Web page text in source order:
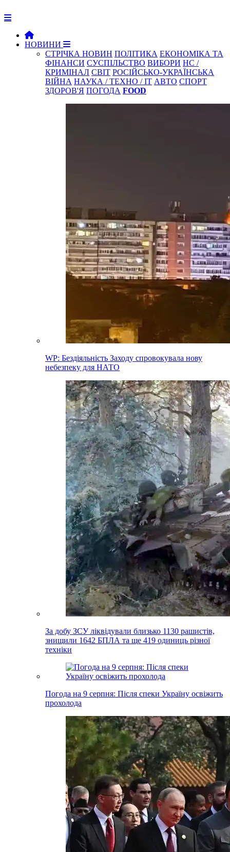
НОВИНИ
СТРІЧКА НОВИН ПОЛІТИКА ЕКОНОМІКА ТА
ФІНАНСИ СУСПІЛЬСТВО ВИБОРИ НС /
КРИМІНАЛ СВІТ РОСІЙСЬКО-УКРАЇНСЬКА
ВІЙНА НАУКА / ТЕХНО / IT АВТО СПОРТ
ЗДОРОВ'Я ПОГОДА FOOD
WP: Бездіяльність Заходу спровокувала нову
небезпеку для НАТО
За добу ЗСУ ліквідували близько 1130 рашистів,
знищили 1642 БПЛА та ще 419 одиниць різної
техніки
Погода на 9 серпня: Після спеки Україну освіжить
прохолода